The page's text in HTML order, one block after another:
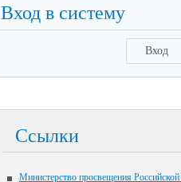
Вход в систему
Вход
Ссылки
Министерство просвещения